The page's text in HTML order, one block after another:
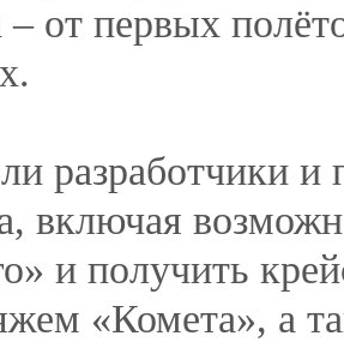
– от первых
разработчики и
включая
и получить
«Комета», а